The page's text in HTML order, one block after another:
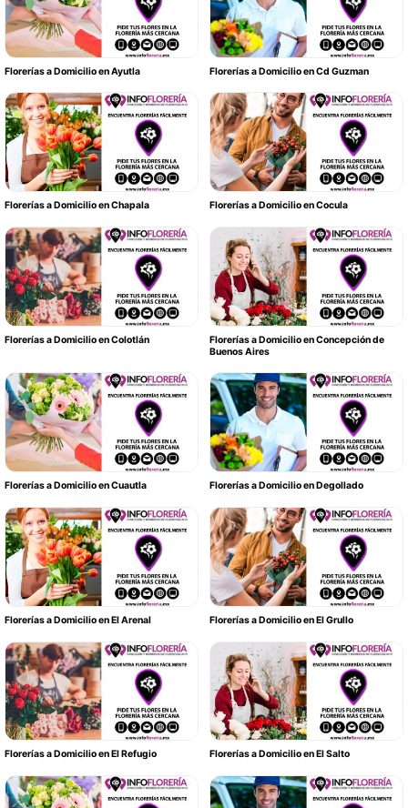
Florerías a Domicilio en Ayutla Florerías a Domicilio en Cd Guzman
Florerías a Domicilio en Chapala Florerías a Domicilio en Cocula
Florerías a Domicilio en Colotlán
Florerías a Domicilio en Concepción de
Buenos Aires
Florerías a Domicilio en Cuautla Florerías a Domicilio en Degollado
Florerías a Domicilio en El Arenal Florerías a Domicilio en El Grullo
Florerías a Domicilio en El Refugio Florerías a Domicilio en El Salto